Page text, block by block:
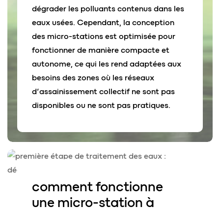
dégrader les polluants contenus dans les
eaux usées. Cependant, la conception
des micro-stations est optimisée pour
fonctionner de manière compacte et
autonome, ce qui les rend adaptées aux
besoins des zones où les réseaux
d’assainissement collectif ne sont pas
disponibles ou ne sont pas pratiques.
comment fonctionne
une micro-station à